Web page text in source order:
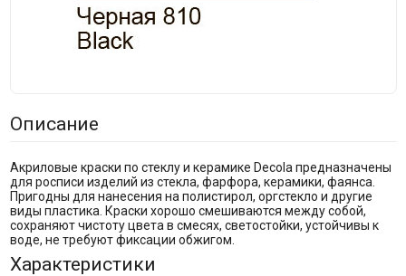
Описание
Акриловые краски по стеклу и керамике Decola предназначены
для росписи изделий из стекла, фарфора, керамики, фаянса.
Пригодны для нанесения на полистирол, оргстекло и другие
виды пластика. Краски хорошо смешиваются между собой,
сохраняют чистоту цвета в смесях, светостойки, устойчивы к
воде, не требуют фиксации обжигом.
Характеристики